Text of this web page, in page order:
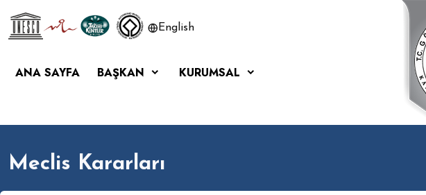
English
ANA SAYFA BAŞKAN KURUMSAL
Meclis Kararları